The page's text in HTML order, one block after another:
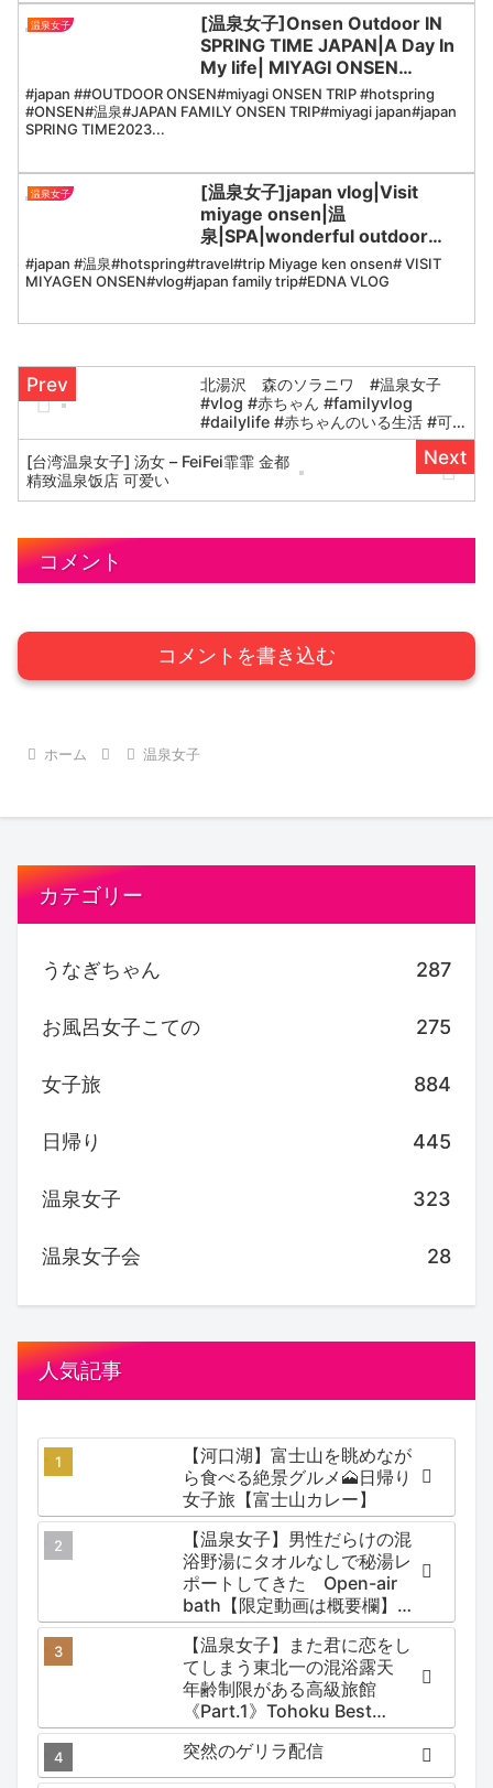
#JapanTravel #Onsen #Hot...
温泉女子
[温泉女子]Onsen Outdoor IN
SPRING TIME JAPAN|A Day In
My life| MIYAGI ONSEN
TRIP|JAPAN family|EDNA
VLOG
#japan ##OUTDOOR ONSEN#miyagi ONSEN TRIP #hotspring
#ONSEN#温泉#JAPAN FAMILY ONSEN TRIP#miyagi japan#japan
SPRING TIME2023...
温泉女子
[温泉女子]japan vlog|Visit
miyage onsen|温
泉|SPA|wonderful outdoor
onsen with autumn leaves
|EDNA VLOG
#japan #温泉#hotspring#travel#trip Miyage ken onsen# VISIT
MIYAGEN ONSEN#vlog#japan family trip#EDNA VLOG
北湯沢 森のソラニワ #温泉女子
#vlog #赤ちゃん #familyvlog
#dailylife #赤ちゃんのいる生活 #可
愛い #日常 #cute #かわいい
[台湾温泉女子] 汤女 – FeiFei霏霏 金都
精致温泉饭店 可爱い
コメント
コメントを書き込む
ホーム 温泉女子
カテゴリー
うなぎちゃん 287
お風呂女子こての 275
女子旅 884
日帰り 445
温泉女子 323
温泉女子会 28
人気記事
【河口湖】富士山を眺めなが
ら食べる絶景グルメ🗻日帰り
女子旅【富士山カレー】
【温泉女子】男性だらけの混
浴野湯にタオルなしで秘湯レ
ポートしてきた Open-air
bath【限定動画は概要欄】尻
焼温泉郷 川の湯
【温泉女子】また君に恋をし
てしまう東北一の混浴露天
年齢制限がある高級旅館
《Part.1》Tohoku Best
Secret hotspring #japan
#koteno
突然のゲリラ配信